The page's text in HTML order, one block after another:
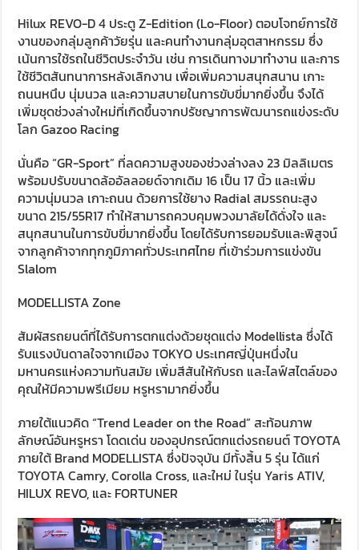
Hilux REVO-D 4 ประตู Z-Edition (Lo-Floor) ตอบโจทย์การใช้
งานของกลุ่มลูกค้าวัยรุ่น และคนทำงานกลุ่มอุตสาหกรรม ซึ่ง
เน้นการใช้รถในชีวิตประจำวัน เช่น การเดินทางมาทำงาน และการ
ใช้ชีวิตสันทนาการหลังเลิกงาน เพื่อเพิ่มความสนุกสนาน เกาะ
ถนนหนึบ นุ่มนวล และความสบายในการขับขี่มากยิ่งขึ้น จึงได้
เพิ่มชุดช่วงล่างใหม่ที่เกิดขึ้นจากปรัชญาการพัฒนารถแข่งระดับ
โลก Gazoo Racing
นั่นคือ “GR-Sport” ที่ลดความสูงของช่วงล่างลง 23 มิลลิเมตร
พร้อมปรับขนาดล้ออัลลอยด์จากเดิม 16 เป็น 17 นิ้ว และเพิ่ม
ความนุ่มนวล เกาะถนน ด้วยการใช้ยาง Radial สมรรถนะสูง
ขนาด 215/55R17 ทำให้สามารถควบคุมพวงมาลัยได้ดั่งใจ และ
สนุกสนานในการขับขี่มากยิ่งขึ้น โดยได้รับการยอมรับและพิสูจน์
จากลูกค้าจากทุกภูมิภาคทั่วประเทศไทย ที่เข้าร่วมการแข่งขัน
Slalom
MODELLISTA Zone
สัมผัสรถยนต์ที่ได้รับการตกแต่งด้วยชุดแต่ง Modellista ซึ่งได้
รับแรงบันดาลใจจากเมือง TOKYO ประเทศญี่ปุ่นหนึ่งใน
มหานครแห่งความทันสมัย เพิ่มสีสันให้กับรถ และไลฟ์สไตล์ของ
คุณให้มีความพรีเมียม หรูหรามากยิ่งขึ้น
ภายใต้แนวคิด “Trend Leader on the Road” สะท้อนภาพ
ลักษณ์อันหรูหรา โดดเด่น ของอุปกรณ์ตกแต่งรถยนต์ TOYOTA
ภายใต้ Brand MODELLISTA ซึ่งปัจจุบัน มีทั้งสิ้น 5 รุ่น ได้แก่
TOYOTA Camry, Corolla Cross, และใหม่ ในรุ่น Yaris ATIV,
HILUX REVO, และ FORTUNER